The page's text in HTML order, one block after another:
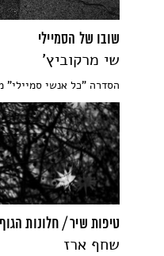
שובו של הסמיילי
שי מרקוביץ'
הסדרה "כל אנשי סמיילי" משנות ה-80, על
טיפות שיר / חלונות הגוף
שחף ארז